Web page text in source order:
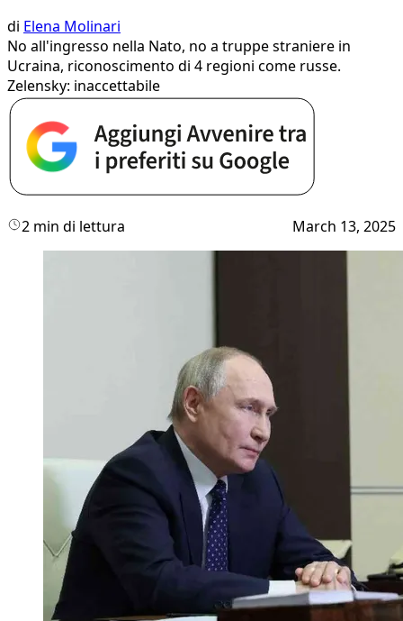
di Elena Molinari
No all'ingresso nella Nato, no a truppe straniere in
Ucraina, riconoscimento di 4 regioni come russe.
Zelensky: inaccettabile
2 min di lettura March 13, 2025